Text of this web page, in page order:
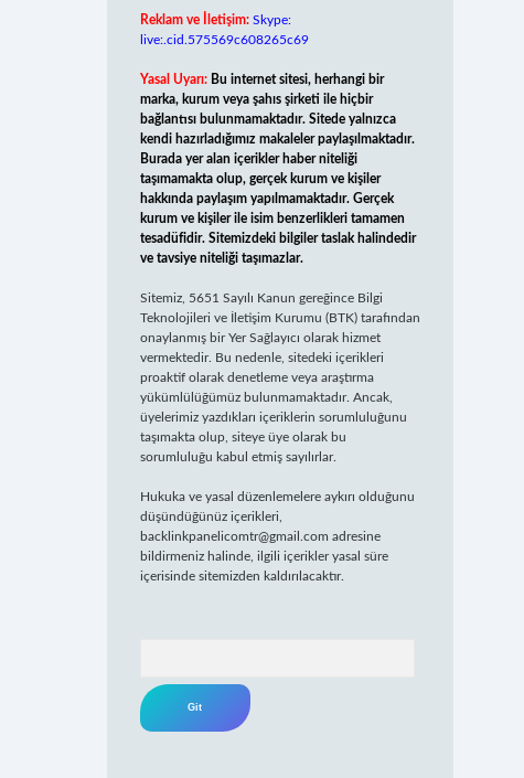
Reklam ve İletişim: Skype:
live:.cid.575569c608265c69
Yasal Uyarı: Bu internet sitesi, herhangi bir
marka, kurum veya şahıs şirketi ile hiçbir
bağlantısı bulunmamaktadır. Sitede yalnızca
kendi hazırladığımız makaleler paylaşılmaktadır.
Burada yer alan içerikler haber niteliği
taşımamakta olup, gerçek kurum ve kişiler
hakkında paylaşım yapılmamaktadır. Gerçek
kurum ve kişiler ile isim benzerlikleri tamamen
tesadüfidir. Sitemizdeki bilgiler taslak halindedir
ve tavsiye niteliği taşımazlar.
Sitemiz, 5651 Sayılı Kanun gereğince Bilgi
Teknolojileri ve İletişim Kurumu (BTK) tarafından
onaylanmış bir Yer Sağlayıcı olarak hizmet
vermektedir. Bu nedenle, sitedeki içerikleri
proaktif olarak denetleme veya araştırma
yükümlülüğümüz bulunmamaktadır. Ancak,
üyelerimiz yazdıkları içeriklerin sorumluluğunu
taşımakta olup, siteye üye olarak bu
sorumluluğu kabul etmiş sayılırlar.
Hukuka ve yasal düzenlemelere aykırı olduğunu
düşündüğünüz içerikleri,
backlinkpanelicomtr@gmail.com adresine
bildirmeniz halinde, ilgili içerikler yasal süre
içerisinde sitemizden kaldırılacaktır.